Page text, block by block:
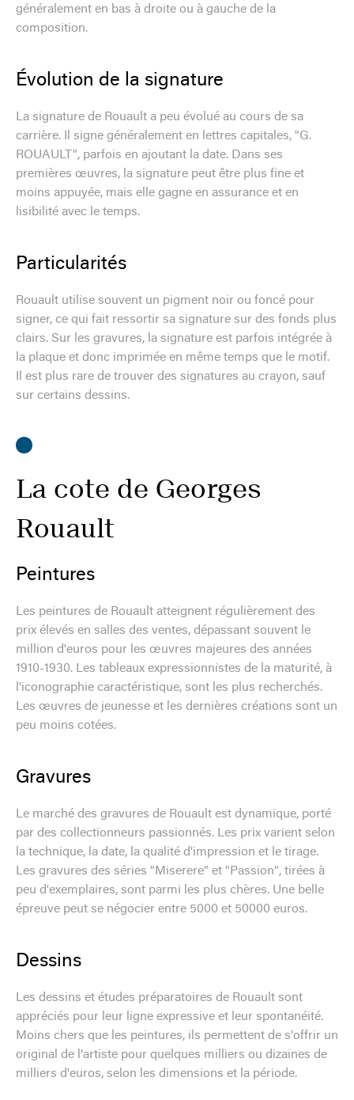
généralement en bas à droite ou à gauche de la
composition.
Évolution de la signature
La signature de Rouault a peu évolué au cours de sa
carrière. Il signe généralement en lettres capitales, "G.
ROUAULT", parfois en ajoutant la date. Dans ses
premières œuvres, la signature peut être plus fine et
moins appuyée, mais elle gagne en assurance et en
lisibilité avec le temps.
Particularités
Rouault utilise souvent un pigment noir ou foncé pour
signer, ce qui fait ressortir sa signature sur des fonds plus
clairs. Sur les gravures, la signature est parfois intégrée à
la plaque et donc imprimée en même temps que le motif.
Il est plus rare de trouver des signatures au crayon, sauf
sur certains dessins.
La cote de Georges
Rouault
Peintures
Les peintures de Rouault atteignent régulièrement des
prix élevés en salles des ventes, dépassant souvent le
million d'euros pour les œuvres majeures des années
1910-1930. Les tableaux expressionnistes de la maturité, à
l'iconographie caractéristique, sont les plus recherchés.
Les œuvres de jeunesse et les dernières créations sont un
peu moins cotées.
Gravures
Le marché des gravures de Rouault est dynamique, porté
par des collectionneurs passionnés. Les prix varient selon
la technique, la date, la qualité d'impression et le tirage.
Les gravures des séries "Miserere" et "Passion", tirées à
peu d'exemplaires, sont parmi les plus chères. Une belle
épreuve peut se négocier entre 5000 et 50000 euros.
Dessins
Les dessins et études préparatoires de Rouault sont
appréciés pour leur ligne expressive et leur spontanéité.
Moins chers que les peintures, ils permettent de s'offrir un
original de l'artiste pour quelques milliers ou dizaines de
milliers d'euros, selon les dimensions et la période.